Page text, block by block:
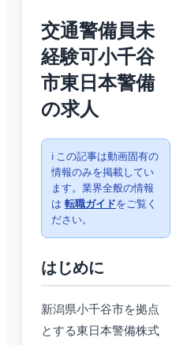
交通警備員未
経験可小千谷
市東日本警備
の求人
ℹ️ この記事は動画固有の
情報のみを掲載してい
ます。業界全般の情報
は 転職ガイドをご覧く
ださい。
はじめに
新潟県小千谷市を拠点
とする東日本警備株式